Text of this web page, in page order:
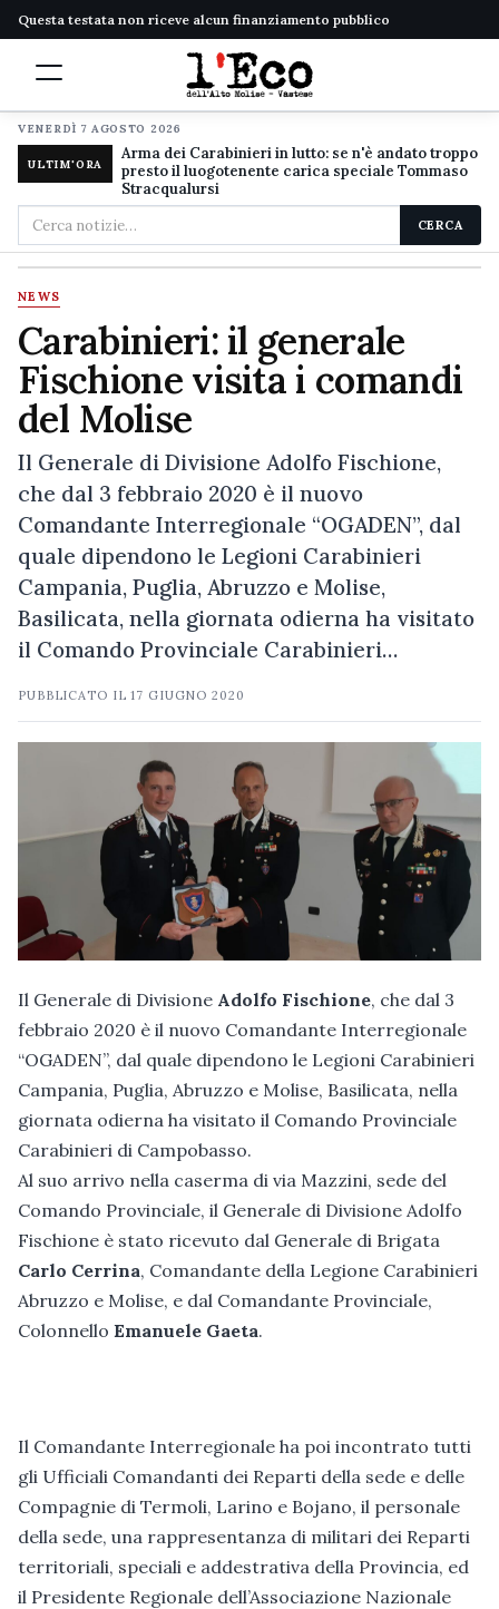
Questa testata non riceve alcun finanziamento pubblico
VENERDÌ 7 AGOSTO 2026
ULTIM'ORA
Arma dei Carabinieri in lutto: se n'è andato troppo
presto il luogotenente carica speciale Tommaso
Stracqualursi
Cerca
nel
sito
CERCA
NEWS
Carabinieri: il generale
Fischione visita i comandi
del Molise
Il Generale di Divisione Adolfo Fischione,
che dal 3 febbraio 2020 è il nuovo
Comandante Interregionale “OGADEN”, dal
quale dipendono le Legioni Carabinieri
Campania, Puglia, Abruzzo e Molise,
Basilicata, nella giornata odierna ha visitato
il Comando Provinciale Carabinieri…
PUBBLICATO IL17 GIUGNO 2020
Il Generale di Divisione Adolfo Fischione, che dal 3
febbraio 2020 è il nuovo Comandante Interregionale
“OGADEN”, dal quale dipendono le Legioni Carabinieri
Campania, Puglia, Abruzzo e Molise, Basilicata, nella
giornata odierna ha visitato il Comando Provinciale
Carabinieri di Campobasso.
Al suo arrivo nella caserma di via Mazzini, sede del
Comando Provinciale, il Generale di Divisione Adolfo
Fischione è stato ricevuto dal Generale di Brigata
Carlo Cerrina, Comandante della Legione Carabinieri
Abruzzo e Molise, e dal Comandante Provinciale,
Colonnello Emanuele Gaeta.
Il Comandante Interregionale ha poi incontrato tutti
gli Ufficiali Comandanti dei Reparti della sede e delle
Compagnie di Termoli, Larino e Bojano, il personale
della sede, una rappresentanza di militari dei Reparti
territoriali, speciali e addestrativa della Provincia, ed
il Presidente Regionale dell’Associazione Nazionale